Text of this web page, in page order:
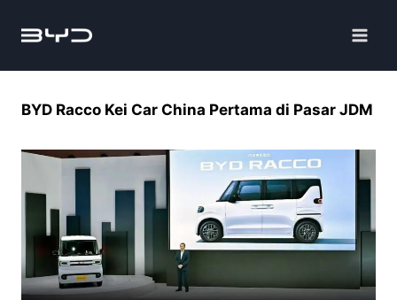
BYD Racco Kei Car China Pertama di Pasar JDM